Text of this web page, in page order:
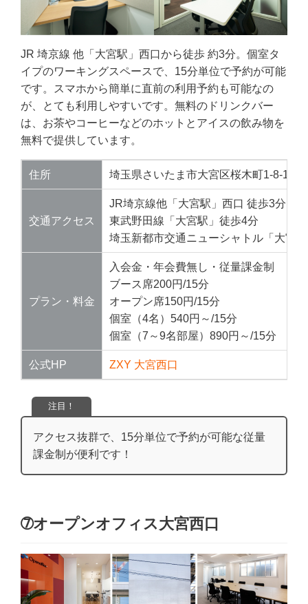
JR 埼京線 他「大宮駅」西口から徒歩 約3分。個室タ
イプのワーキングスペースで、15分単位で予約が可能
です。スマホから簡単に直前の利用予約も可能なの
が、とても利用しやすいです。無料のドリンクバー
は、お茶やコーヒーなどのホットとアイスの飲み物を
無料で提供しています。
住所 埼玉県さいたま市大宮区桜木町1-8-1 ベ
交通アクセス
JR埼京線他「大宮駅」西口 徒歩3分
東武野田線「大宮駅」徒歩4分
埼玉新都市交通ニューシャトル「大宮
プラン・料金
入会金・年会費無し・従量課金制
ブース席200円/15分
オープン席150円/15分
個室（4名）540円～/15分
個室（7～9名部屋）890円～/15分
公式HP ZXY 大宮西口
注目！
アクセス抜群で、15分単位で予約が可能な従量
課金制が便利です！
➆オープンオフィス大宮西口